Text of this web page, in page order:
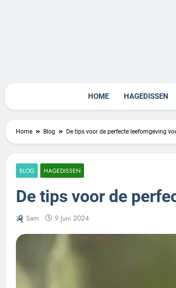
HOME HAGEDISSEN
Home Blog De tips voor de perfecte leefomgeving
BLOG HAGEDISSEN
De tips voor de
Sam 9 Juni 2024